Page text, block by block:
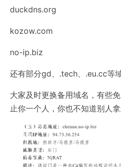
duckdns.org
kozow.com
no-ip.biz
还有部分gd、.tech、.eu.cc等
大家及时更换备用域名，有些
止你一个人，你也不知道别人拿